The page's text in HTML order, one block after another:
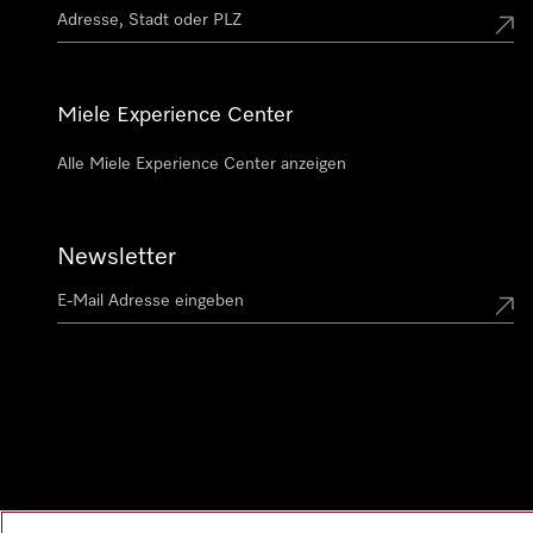
Miele Experience Center
Alle Miele Experience Center anzeigen
Newsletter